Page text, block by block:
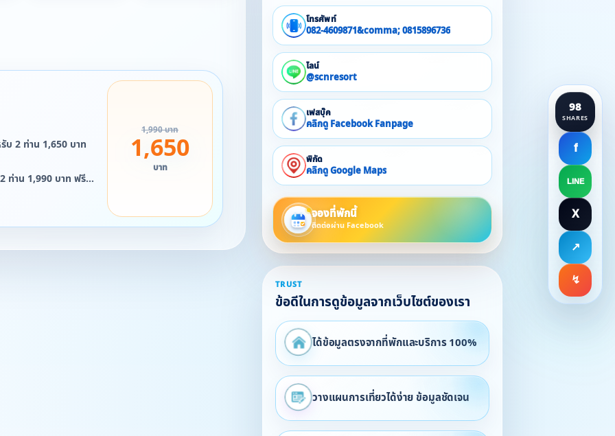
98
SHARES
f
LINE
X
↗
↯
บ 2 ท่าน 1,650 บาท
ท่าน 1,990 บาท ฟรี
หรับ 8 ท่าน 6,800
1,990 บาท
1,650
บาท
โทรศัพท์
082-4609871&comma; 0815896736
ไลน์
@scnresort
เฟสบุ๊ค
คลิกดู Facebook Fanpage
พิกัด
คลิกดู Google Maps
จองที่พักนี้
ติดต่อผ่าน Facebook
TRUST
ข้อดีในการดูข้อมูลจากเว็บไซต์ของเรา
ได้ข้อมูลตรงจากที่พักและบริการ 100%
วางแผนการเที่ยวได้ง่าย ข้อมูลชัดเจน